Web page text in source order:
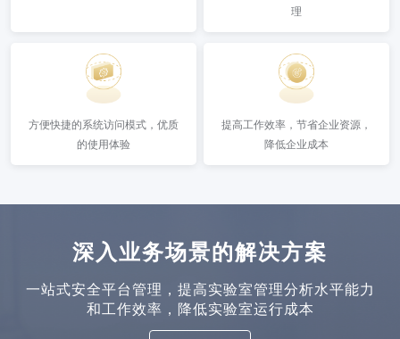
理
方便快捷的系统访问模式，优质
的使用体验
提高工作效率，节省企业资源，
降低企业成本
深入业务场景的解决方案
一站式安全平台管理，提高实验室管理分析水平能力
和工作效率，降低实验室运行成本